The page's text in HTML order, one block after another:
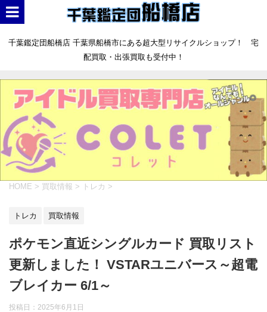
千葉鑑定団船橋店 千葉県船橋市にある超大型リサイクルショップ！ 宅
配買取・出張買取も受付中！
HOME > 買取情報 > トレカ >
トレカ 買取情報
ポケモン直近シングルカード 買取リスト
更新しました！ VSTARユニバース～超電
ブレイカー 6/1～
投稿日： 2025年6月1日